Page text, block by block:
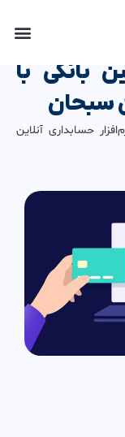
بانکی با
سبحان
حسابداری آنلاین